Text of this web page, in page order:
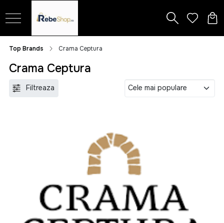
Top Brands Crama Ceptura
Crama Ceptura
Filtreaza